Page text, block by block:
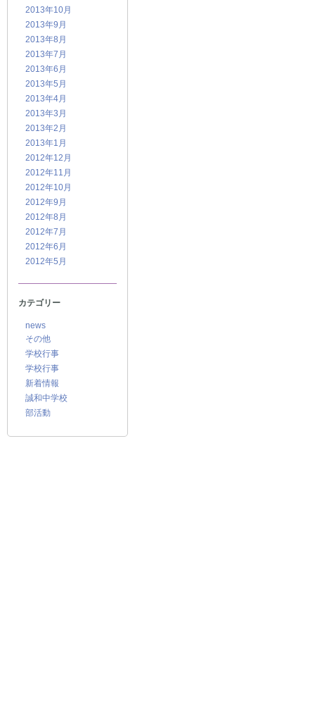
2013年10月
2013年9月
2013年8月
2013年7月
2013年6月
2013年5月
2013年4月
2013年3月
2013年2月
2013年1月
2012年12月
2012年11月
2012年10月
2012年9月
2012年8月
2012年7月
2012年6月
2012年5月
カテゴリー
news
その他
学校行事
学校行事
新着情報
誠和中学校
部活動